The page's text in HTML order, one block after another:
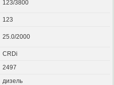
123/3800
123
25.0/2000
CRDi
2497
дизель